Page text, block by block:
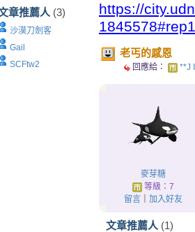
章推薦人 (3)
沙漠刀劍客
Gail
SCFtw2
https://
老丐的感恩
回應給： **J
麥芽糖
等級：7
留言｜ 加入好友
文章推薦人 (1)